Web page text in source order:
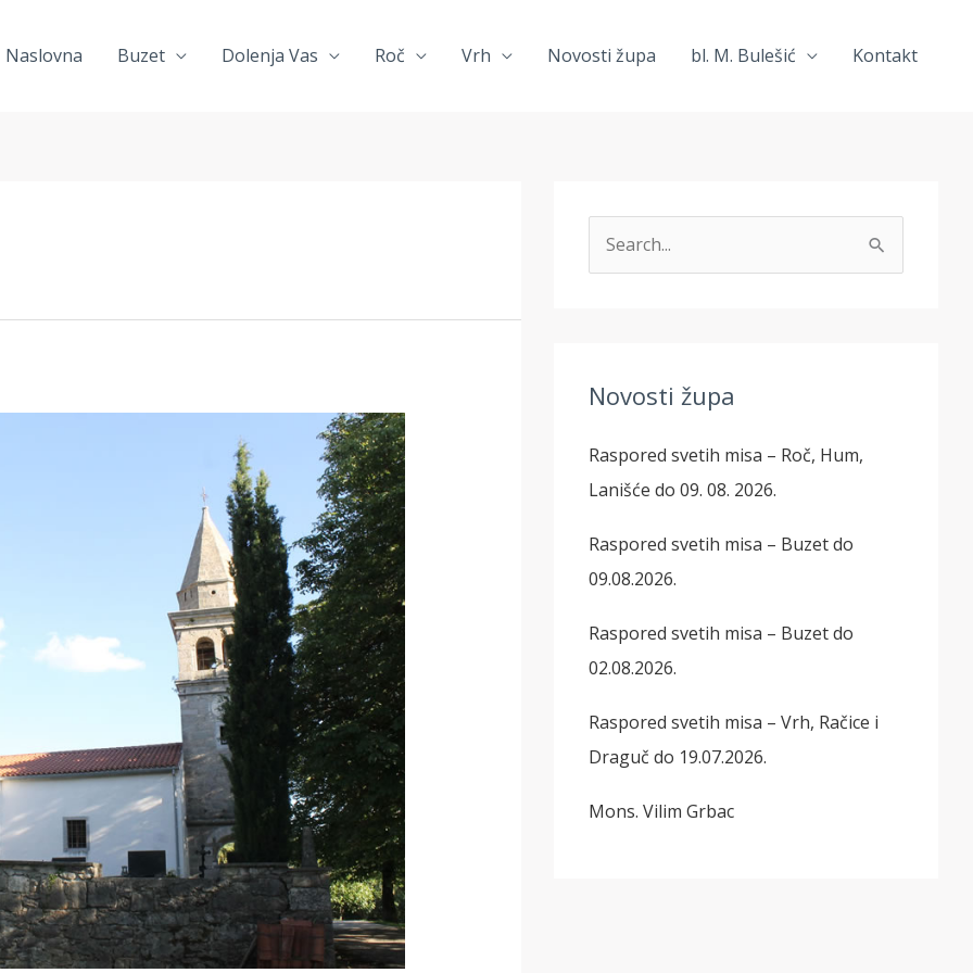
Naslovna Buzet Dolenja Vas Roč Vrh Novosti župa bl. M. Bulešić Kontakt
iNovosti župa
Raspored svetih misa – Roč, Hum,
Lanišće do 09. 08. 2026.
Raspored svetih misa – Buzet do
09.08.2026.
Raspored svetih misa – Buzet do
02.08.2026.
Raspored svetih misa – Vrh, Račice i
Draguč do 19.07.2026.
Mons. Vilim Grbac